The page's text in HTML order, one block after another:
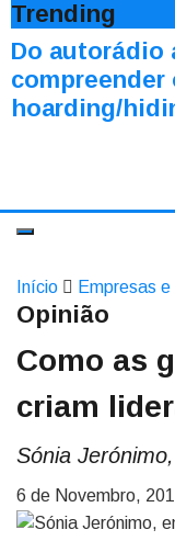
Trending
Do autorádio
hoarding/
Início Empresas
Opinião
Como as
criam
Sónia
6 de Novembro,